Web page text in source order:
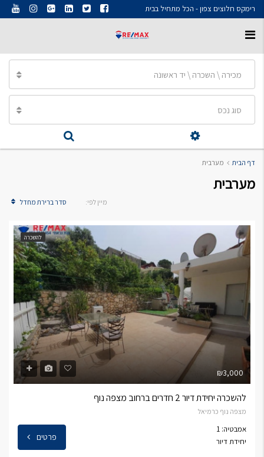
רימקס חלוצים צפון - הכל מתחיל בבית
מכירה \ השכרה \ יד ראשונה
סוג נכס
דף הבית מערבית
מערבית
מיין לפי: סדר ברירת מחדל
להשכרה
₪3,000
להשכרה יחידת דיור 2 חדרים ברחוב מצפה נוף
מצפה נוף כרמיאל
אמבטיה: 1
יחידת דיור
פרטים